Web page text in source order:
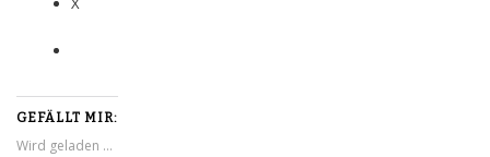
GEFÄLLT MIR:
Wird geladen …